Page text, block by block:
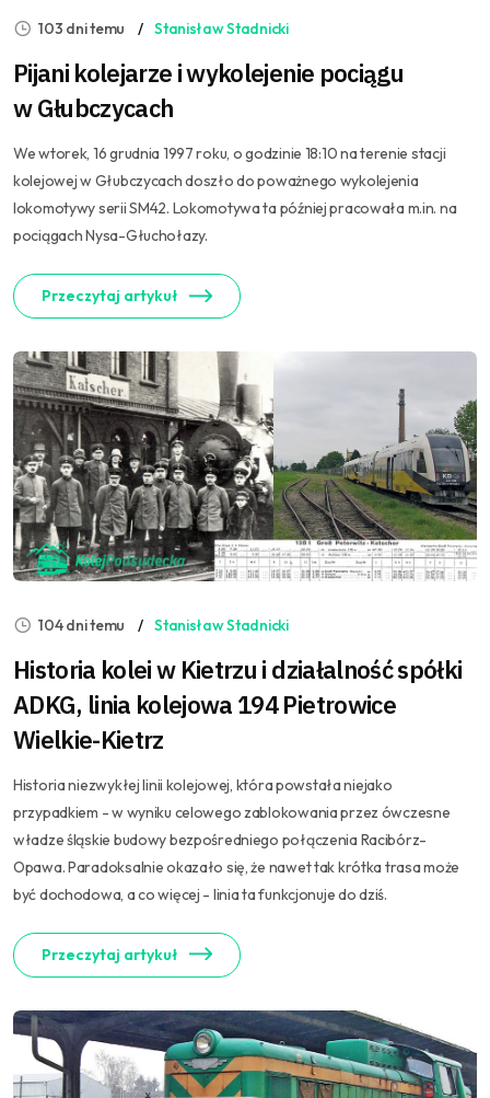
103 dni temu Stanisław Stadnicki
Pijani kolejarze i wykolejenie pociągu
w Głubczycach
We wtorek, 16 grudnia 1997 roku, o godzinie 18:10 na terenie stacji
kolejowej w Głubczycach doszło do poważnego wykolejenia
lokomotywy serii SM42. Lokomotywa ta później pracowała m.in. na
pociągach Nysa-Głuchołazy.
Przeczytaj artykuł
104 dni temu Stanisław Stadnicki
Historia kolei w Kietrzu i działalność spółki
ADKG, linia kolejowa 194 Pietrowice
Wielkie-Kietrz
Historia niezwykłej linii kolejowej, która powstała niejako
przypadkiem - w wyniku celowego zablokowania przez ówczesne
władze śląskie budowy bezpośredniego połączenia Racibórz-
Opawa. Paradoksalnie okazało się, że nawet tak krótka trasa może
być dochodowa, a co więcej - linia ta funkcjonuje do dziś.
Przeczytaj artykuł